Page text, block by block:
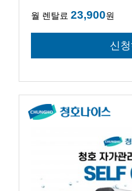
월 렌탈료 23,900원